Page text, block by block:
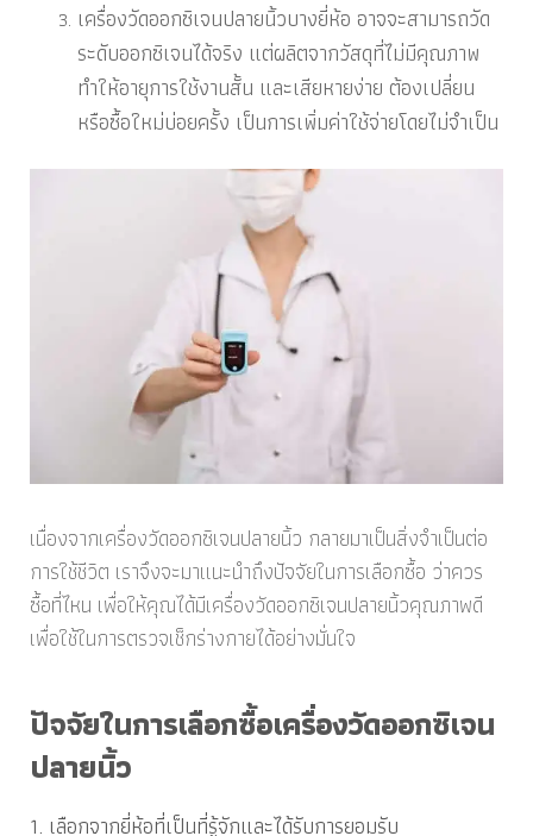
เครื่องวัดออกซิเจนปลายนิ้วบางยี่ห้อ อาจจะสามารถวัด
ระดับออกซิเจนได้จริง แต่ผลิตจากวัสดุที่ไม่มีคุณภาพ
ทำให้อายุการใช้งานสั้น และเสียหายง่าย ต้องเปลี่ยน
หรือซื้อใหม่บ่อยครั้ง เป็นการเพิ่มค่าใช้จ่ายโดยไม่จำเป็น
เนื่องจากเครื่องวัดออกซิเจนปลายนิ้ว กลายมาเป็นสิ่งจำเป็นต่อ
การใช้ชีวิต เราจึงจะมาแนะนำถึงปัจจัยในการเลือกซื้อ ว่าควร
ซื้อที่ไหน เพื่อให้คุณได้มีเครื่องวัดออกซิเจนปลายนิ้วคุณภาพดี
เพื่อใช้ในการตรวจเช็กร่างกายได้อย่างมั่นใจ
ปัจจัยในการเลือกซื้อเครื่องวัดออกซิเจน
ปลายนิ้ว
1. เลือกจากยี่ห้อที่เป็นที่รู้จักและได้รับการยอมรับ